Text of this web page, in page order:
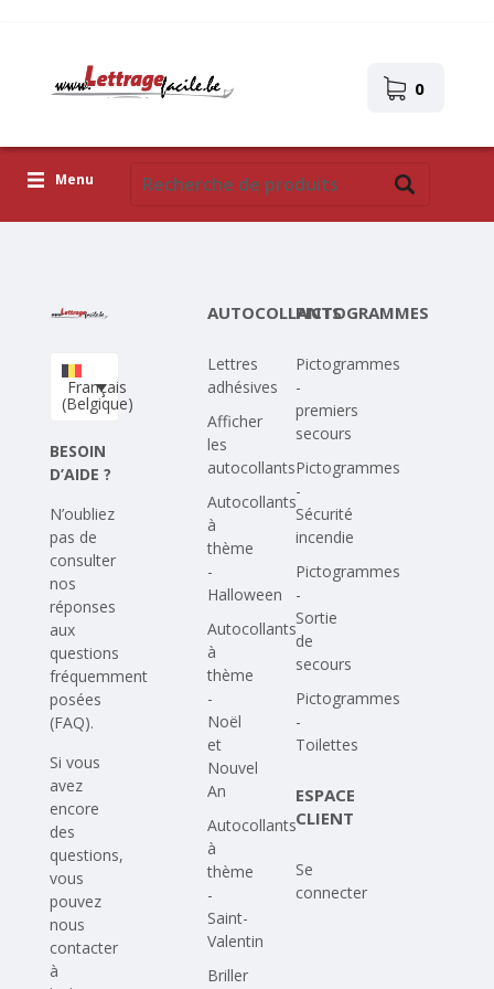
0
Menu
Téléchargez votre propre conception
Corona Covid-19
Français
(Belgique)
BESOIN
D’AIDE ?
N’oubliez
pas de
consulter
nos
réponses
aux
questions
fréquemment
posées
(FAQ).
Si vous
avez
encore
des
questions,
vous
pouvez
nous
contacter
à
AUTOCOLLANTS
Lettres
adhésives
Afficher
les
autocollants
Autocollants
à
thème
-
Halloween
Autocollants
à
thème
-
Noël
et
Nouvel
An
Autocollants
à
thème
-
Saint-
Valentin
Briller
PICTOGRAMMES
Pictogrammes
-
premiers
secours
Pictogrammes
-
Sécurité
incendie
Pictogrammes
-
Sortie
de
secours
Pictogrammes
-
Toilettes
ESPACE
CLIENT
Se
connecter